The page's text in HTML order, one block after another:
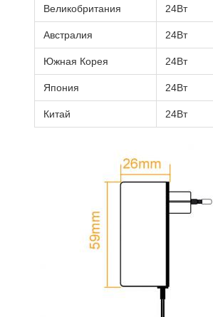
Великобритания 24Вт
Австралия 24Вт
Южная Корея 24Вт
Япония 24Вт
Китай 24Вт